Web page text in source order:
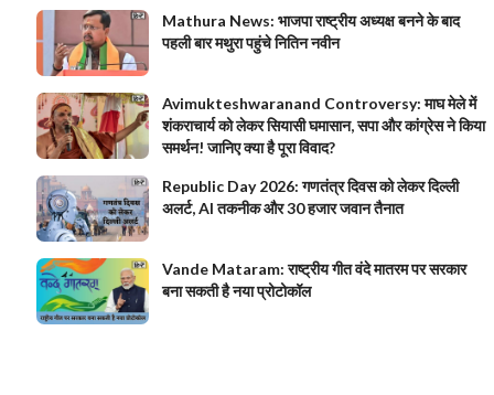
Mathura News: भाजपा राष्ट्रीय अध्यक्ष बनने के बाद
पहली बार मथुरा पहुंचे नितिन नवीन
Avimukteshwaranand Controversy: माघ मेले में
शंकराचार्य को लेकर सियासी घमासान, सपा और कांग्रेस ने किया
समर्थन! जानिए क्या है पूरा विवाद?
Republic Day 2026: गणतंत्र दिवस को लेकर दिल्ली
अलर्ट, AI तकनीक और 30 हजार जवान तैनात
Vande Mataram: राष्ट्रीय गीत वंदे मातरम पर सरकार
बना सकती है नया प्रोटोकॉल